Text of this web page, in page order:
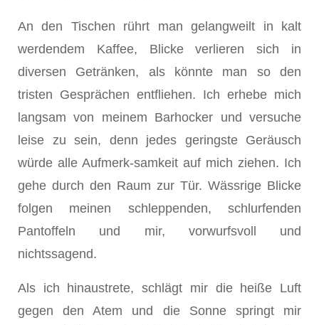
An den Tischen rührt man gelangweilt in kalt
werdendem Kaffee, Blicke verlieren sich in
diversen Getränken, als könnte man so den
tristen Gesprächen entfliehen. Ich erhebe mich
langsam von meinem Barhocker und versuche
leise zu sein, denn jedes geringste Geräusch
würde alle Aufmerk-samkeit auf mich ziehen. Ich
gehe durch den Raum zur Tür. Wässrige Blicke
folgen meinen schleppenden, schlurfenden
Pantoffeln und mir, vorwurfsvoll und
nichtssagend.
Als ich hinaustrete, schlägt mir die heiße Luft
gegen den Atem und die Sonne springt mir